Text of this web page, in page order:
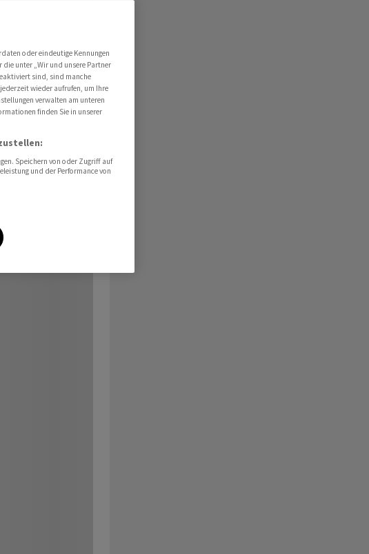
oder eindeutige Kennungen
unter „Wir und unsere Partner
sind, sind manche
wieder aufrufen, um Ihre
verwalten am unteren
finden Sie in unserer
Speichern von oder Zugriff auf
und der Performance von